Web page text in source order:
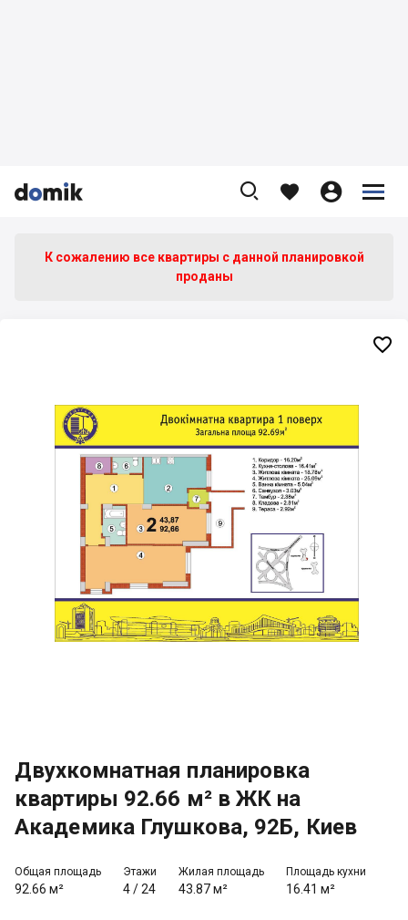


    


К сожалению все квартиры c данной планировкой
проданы
Двухкомнатная планировка
квартиры 92.66 м² в ЖК на
Академика Глушкова, 92Б, Киев
Общая площадь
92.66 м²
Этажи
4/24
Жилая площадь
43.87 м²
Площадь кухни
16.41 м²
